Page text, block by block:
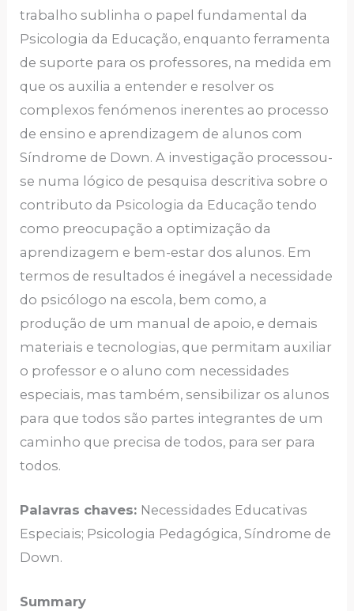
trabalho sublinha o papel fundamental da
Psicologia da Educação, enquanto ferramenta
de suporte para os professores, na medida em
que os auxilia a entender e resolver os
complexos fenómenos inerentes ao processo
de ensino e aprendizagem de alunos com
Síndrome de Down. A investigação processou-
se numa lógico de pesquisa descritiva sobre o
contributo da Psicologia da Educação tendo
como preocupação a optimização da
aprendizagem e bem-estar dos alunos. Em
termos de resultados é inegável a necessidade
do psicólogo na escola, bem como, a
produção de um manual de apoio, e demais
materiais e tecnologias, que permitam auxiliar
o professor e o aluno com necessidades
especiais, mas também, sensibilizar os alunos
para que todos são partes integrantes de um
caminho que precisa de todos, para ser para
todos.
Palavras chaves: Necessidades Educativas
Especiais; Psicologia Pedagógica, Síndrome de
Down.
Summary